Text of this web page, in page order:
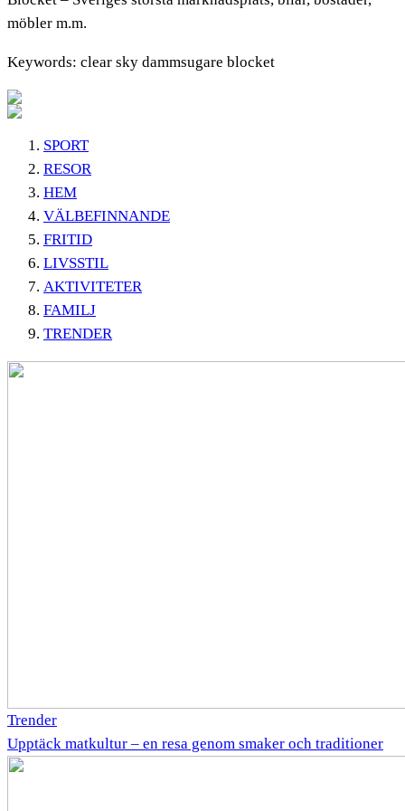
möbler m.m.
Keywords: clear sky dammsugare blocket
SPORT
RESOR
HEM
VÄLBEFINNANDE
FRITID
LIVSSTIL
AKTIVITETER
FAMILJ
TRENDER
Trender
Upptäck matkultur – en resa genom smaker och traditioner